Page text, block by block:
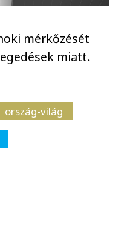
mérkőzését
miatt.
ország-világ